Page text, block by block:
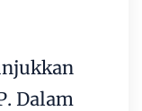
Dalam